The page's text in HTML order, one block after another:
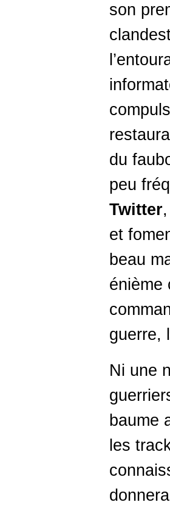
son
du
peu
Twitter
et
beau
énième
guerre,
Ni une
baume
les